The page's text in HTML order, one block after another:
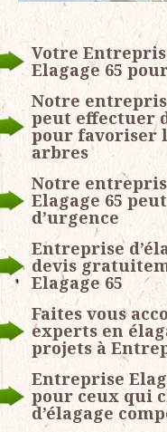
Votre
Elagage 65
Notre
peut effectuer
pour favoriser
arbres
Notre
Elagage 65
d’urgence
Entreprise
devis
Elagage 65
Faites vous
experts en
projets à
Entreprise
pour ceux qui
d’élagage